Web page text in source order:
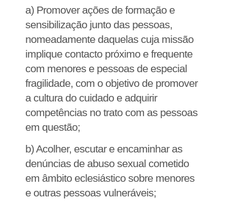
a) Promover ações de formação e
sensibilização junto das pessoas,
nomeadamente daquelas cuja missão
implique contacto próximo e frequente
com menores e pessoas de especial
fragilidade, com o objetivo de promover
a cultura do cuidado e adquirir
competências no trato com as pessoas
em questão;
b) Acolher, escutar e encaminhar as
denúncias de abuso sexual cometido
em âmbito eclesiástico sobre menores
e outras pessoas vulneráveis;